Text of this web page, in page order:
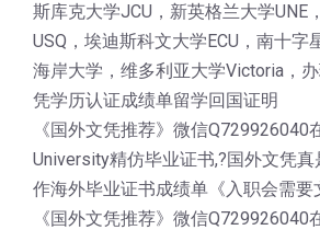
斯库克大学JCU，新英格兰大学UNE
USQ，埃迪斯科文大学ECU，南十字
海岸大学，维多利亚大学Victoria，
凭学历认证成绩单留学回国证明
《国外文凭推荐》微信Q729926040
University精仿毕业证书,?国外文凭
作海外毕业证书成绩单《入职会需要
《国外文凭推荐》微信Q729926040